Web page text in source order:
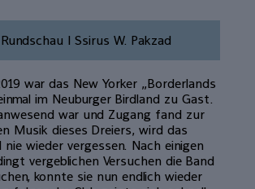
| Ssirus W. Pakzad
war das New Yorker „Borderlands
im Neuburger Birdland zu Gast.
war und Zugang fand zur
Musik dieses Dreiers, wird das
wieder vergessen. Nach einigen
vergeblichen Versuchen die Band
konnte sie nun endlich wieder